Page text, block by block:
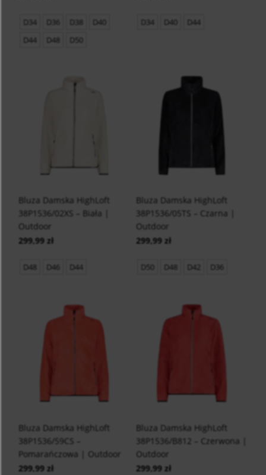
D34 D36 D38
D40
D44
D48 D50
D34 D40 D44
Bluza Damska HighLoft
38P1536/02XS – Biała |
Outdoor
299,99 zł
D48 D46 D44
Bluza Damska HighLoft
38P1536/05TS – Czarna |
Outdoor
299,99 zł
D50 D48 D42 D36
Bluza Damska HighLoft
38P1536/59CS –
Pomarańczowa | Outdoor
299,99 zł
Bluza Damska HighLoft
38P1536/B812 – Czerwona |
Outdoor
299,99 zł